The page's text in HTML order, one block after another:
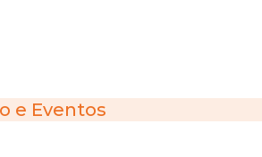
e Eventos